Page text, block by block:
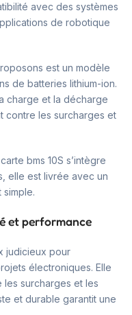
avec des systèmes
de robotique
est un modèle
de batteries lithium-ion.
charge et la décharge
contre les surcharges et
bms 10S s’intègre
elle est livrée avec un
et performance
judicieux pour
électroniques. Elle
surcharges et les
et durable garantit une